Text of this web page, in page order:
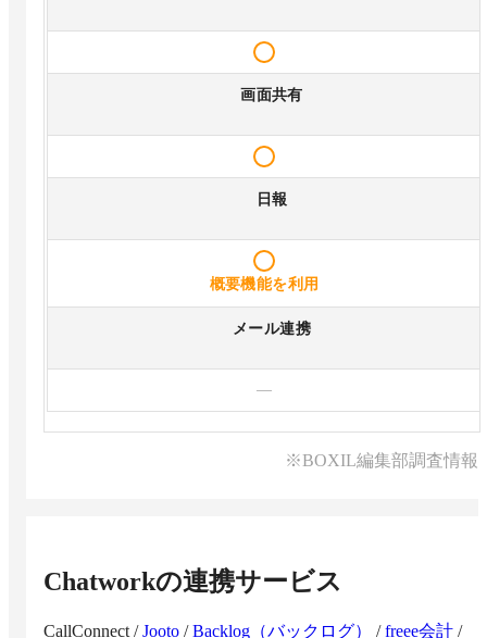
画面共有
日報
概要機能を利用
メール連携
—
※BOXIL編集部調査情報
Chatworkの連携サービス
CallConnect /Jooto /Backlog（バックログ） /freee会計 /